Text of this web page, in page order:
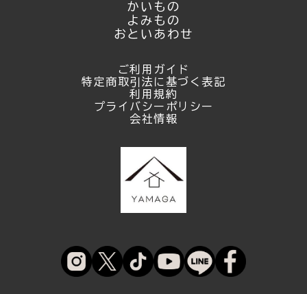
かいもの
よみもの
おといあわせ
ご利用ガイド
特定商取引法に基づく表記
利用規約
プライバシーポリシー
会社情報